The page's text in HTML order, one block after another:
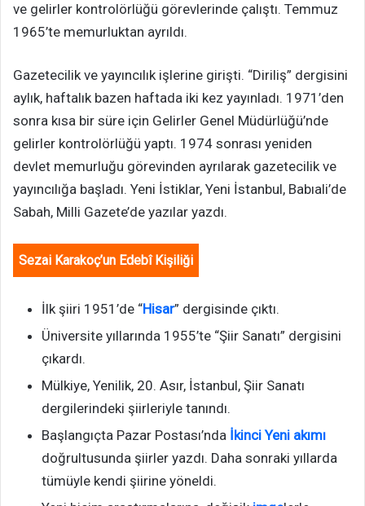
ve gelirler kontrolörlüğü görevlerinde çalıştı. Temmuz
1965’te memurluktan ayrıldı.
Gazetecilik ve yayıncılık işlerine girişti. “Diriliş” dergisini
aylık, haftalık bazen haftada iki kez yayınladı. 1971’den
sonra kısa bir süre için Gelirler Genel Müdürlüğü’nde
gelirler kontrolörlüğü yaptı. 1974 sonrası yeniden
devlet memurluğu görevinden ayrılarak gazetecilik ve
yayıncılığa başladı. Yeni İstiklar, Yeni İstanbul, Babıali’de
Sabah, Milli Gazete’de yazılar yazdı.
Sezai Karakoç’un Edebî Kişiliği
İlk şiiri 1951’de “Hisar” dergisinde çıktı.
Üniversite yıllarında 1955’te “Şiir Sanatı” dergisini
çıkardı.
Mülkiye, Yenilik, 20. Asır, İstanbul, Şiir Sanatı
dergilerindeki şiirleriyle tanındı.
Başlangıçta Pazar Postası’nda İkinci Yeni akımı
doğrultusunda şiirler yazdı. Daha sonraki yıllarda
tümüyle kendi şiirine yöneldi.